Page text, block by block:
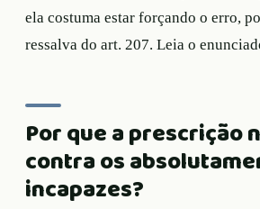
ela costuma estar forçando o erro,
ressalva do art. 207. Leia o
Por que a prescrição
contra os
incapazes?